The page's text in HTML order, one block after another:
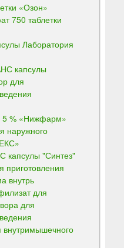
«Озон»
750 таблетки
Лаборатория
капсулы
для
% «Нижфарм»
наружного
"Синтез"
внутрь
для
для